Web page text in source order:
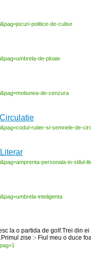
politice-de-culise
de-ploaie
de-cenzura
rutier-si-semnele-de-
personala-in-stilul-
inteligenta
la o partida de golf.Trei din
zise :- Fiul meu o duce